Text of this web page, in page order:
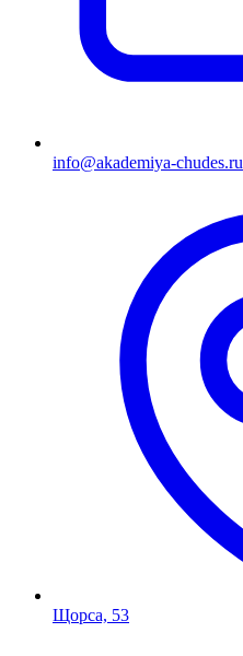
info@akademiya-chudes.ru
Щорса, 53